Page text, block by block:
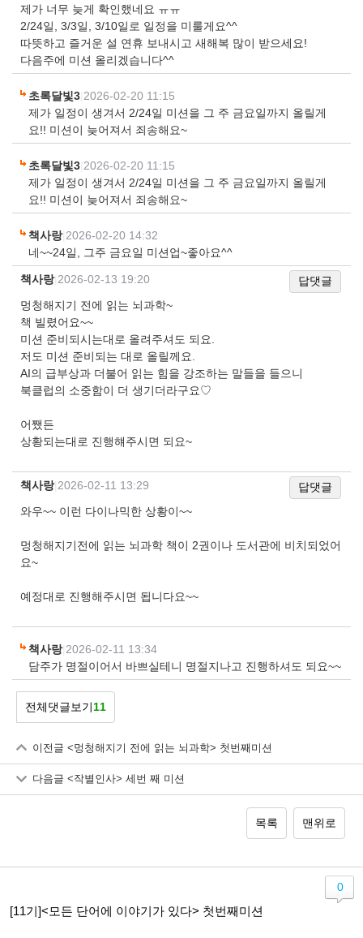
제가 너무 늦게 확인했네요 ㅠㅠ
2/24일, 3/3일, 3/10일로 일정을 미룰게요^^
따뜻하고 즐거운 설 연휴 보내시고 새해복 많이 받으세요!
다음주에 미션 올리겠습니다^^
초록달빛3 2026-02-20 11:15
제가 일정이 생겨서 2/24일 미션을 그 주 금요일까지 올릴게
요!! 미션이 늦어져서 죄송해요~
초록달빛3 2026-02-20 11:15
제가 일정이 생겨서 2/24일 미션을 그 주 금요일까지 올릴게
요!! 미션이 늦어져서 죄송해요~
책사랑| 2026-02-20 14:32
네~~24일, 그주 금요일 미션업~좋아요^^
책사랑| 2026-02-13 19:20
답댓글
멍청해지기 전에 읽는 뇌과학~
책 빌렸어요~~
미션 준비되시는대로 올려주셔도 되요.
저도 미션 준비되는 대로 올릴께요.
AI의 급부상과 더불어 읽는 힘을 강조하는 말들을 들으니
북클럽의 소중함이 더 생기더라구요♡
어쨌든
상황되는대로 진행햬주시면 되요~
책사랑| 2026-02-11 13:29
답댓글
와우~~ 이런 다이나믹한 상황이~~
멍청해지기전에 읽는 뇌과학 책이 2권이나 도서관에 비치되었어
요~
예정대로 진행해주시면 됩니다요~~
책사랑| 2026-02-11 13:34
담주가 명절이어서 바쁘실테니 명절지나고 진행하셔도 되요~~
전체댓글보기11
이전글 <멍청해지기 전에 읽는 뇌과학> 첫번째미션
다음글 <작별인사> 세번 째 미션
목록 맨위로
[11기]<모든 단어에 이야기가 있다> 첫번째미션
0